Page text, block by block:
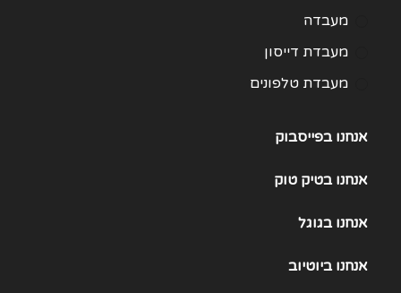
מעבדה
מעבדת דייסון
מעבדת טלפונים
תיקון Huawei
תיקון One Plus
תיקון Samsung Galaxy 23
אנחנו בפייסבוק
אנחנו בטיק טוק
אנחנובגוגל
אנחנוביוטיוב